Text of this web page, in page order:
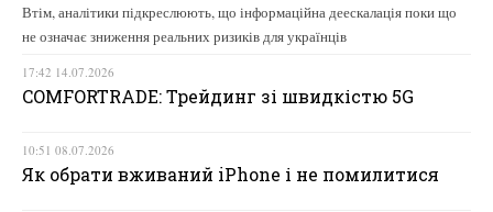
Втім, аналітики підкреслюють, що інформаційна деескалація поки що
не означає зниження реальних ризиків для українців
17:42 14.07.2026
COMFORTRADE: Трейдинг зі швидкістю 5G
10:51 08.07.2026
Як обрати вживаний iPhone і не помилитися